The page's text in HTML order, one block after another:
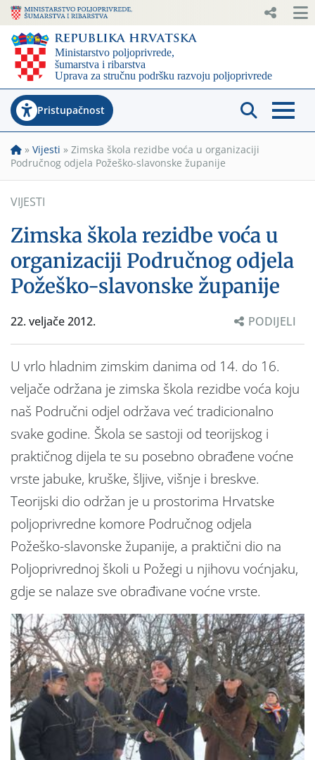
Pristupačnost
» Vijesti » Zimska škola rezidbe voća u organizaciji
Područnog odjela Požeško-slavonske županije
VIJESTI
Zimska škola rezidbe voća u
organizaciji Područnog odjela
Požeško-slavonske županije
22. veljače 2012. PODIJELI
U vrlo hladnim zimskim danima od 14. do 16.
veljače održana je zimska škola rezidbe voća koju
naš Područni odjel održava već tradicionalno
svake godine. Škola se sastoji od teorijskog i
praktičnog dijela te su posebno obrađene voćne
vrste jabuke, kruške, šljive, višnje i breskve.
Teorijski dio održan je u prostorima Hrvatske
poljoprivredne komore Područnog odjela
Požeško-slavonske županije, a praktični dio na
Poljoprivrednoj školi u Požegi u njihovu voćnjaku,
gdje se nalaze sve obrađivane voćne vrste.